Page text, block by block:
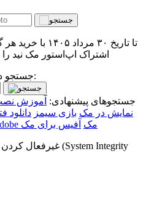
اشتراک اپ‌استور مک نید را
جستجو در کامل‌ترین آرشیو مک ایران:
جستجوهای پیشنهادی: آموزش
نمایش در مک بازی سیمز دانلود
برنامه‌های Adobe مک آفیس برای مک
غیر‌فعال کردن (System Integrity